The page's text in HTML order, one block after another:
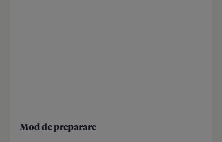
Mod de preparare